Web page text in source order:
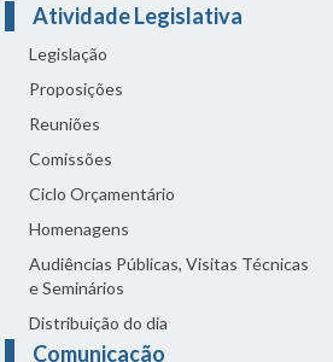
Atividade Legislativa
Legislação
Proposições
Reuniões
Comissões
Ciclo Orçamentário
Homenagens
Audiências Públicas, Visitas Técnicas
e Seminários
Distribuição do dia
Comunicação